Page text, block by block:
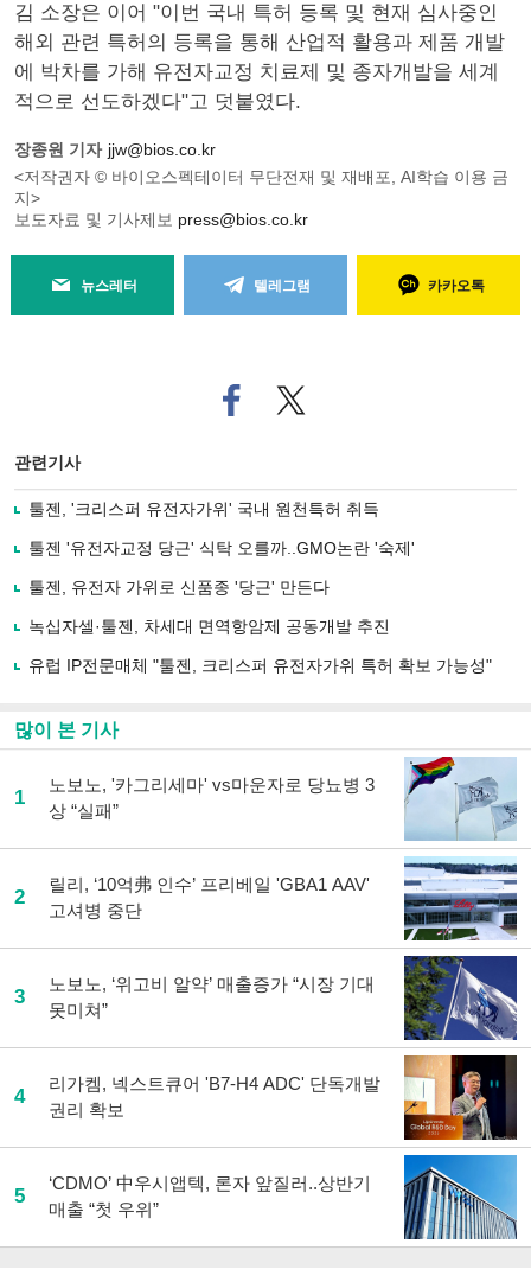
김 소장은 이어 "이번 국내 특허 등록 및 현재 심사중인
해외 관련 특허의 등록을 통해 산업적 활용과 제품 개발
에 박차를 가해 유전자교정 치료제 및 종자개발을 세계
적으로 선도하겠다"고 덧붙였다.
장종원 기자 jjw@bios.co.kr
<저작권자 © 바이오스펙테이터 무단전재 및 재배포, AI학습 이용 금
지>
보도자료 및 기사제보 press@bios.co.kr
뉴스레터 텔레그램 카카오톡
페
이
로
기
사
유
기
트위
터로
관련기사
툴젠, '크리스퍼 유전자가위' 국내 원천특허 취득
툴젠 '유전자교정 당근' 식탁 오를까..GMO논란 '숙제'
툴젠, 유전자 가위로 신품종 '당근' 만든다
녹십자셀·툴젠, 차세대 면역항암제 공동개발 추진
유럽 IP전문매체 "툴젠, 크리스퍼 유전자가위 특허 확보 가능성"
많이 본 기사
1
노보노, '카그리세마' vs마운자로 당뇨병 3
상 “실패”
2
릴리, ‘10억弗 인수’ 프리베일 'GBA1 AAV'
고셔병 중단
3
노보노, ‘위고비 알약’ 매출증가 “시장 기대
못미쳐”
4
리가켐, 넥스트큐어 'B7-H4 ADC' 단독개발
권리 확보
5
‘CDMO’ 中우시앱텍, 론자 앞질러..상반기
매출 “첫 우위”